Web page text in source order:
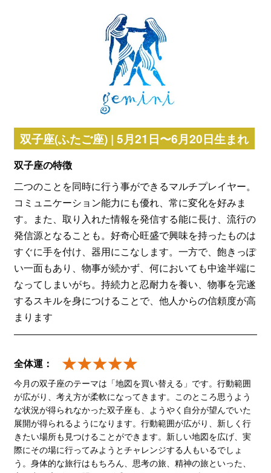
双子座(ふたご座) | 5月21日〜6月20日生まれ
双子座の特徴
二つのことを同時に行う事ができるマルチプレイヤー。
コミュニケーション能力にも優れ、常に変化を好みま
す。また、取り入れた情報を発信する能に長け、流行の
発信源となることも。好奇心旺盛で興味を持ったものは
すぐに手を付け、器用にこなします。一方で、飽きっぽ
い一面もあり、物事が続かず、何においても中途半端に
なってしまいがち。持続力と忍耐力を養い、物事を完遂
するスキルを身につけることで、他人からの信頼度が高
まります
全体運：
今月の双子座のテーマは「地図を買い替える」です。行動範囲
が広がり、考え方が柔軟になってきます。このところ思うよう
な状況が得られなかった双子座も、ようやく自分が望んでいた
展開が得られるようになります。行動範囲が広がり、新しく行
きたい場所も見つけることができます。新しい地図を広げ、実
際にその場に行ってみようとチャレンジする人もいるでしょ
う。身体的な旅行はもちろん、思考の旅、精神の旅といった、